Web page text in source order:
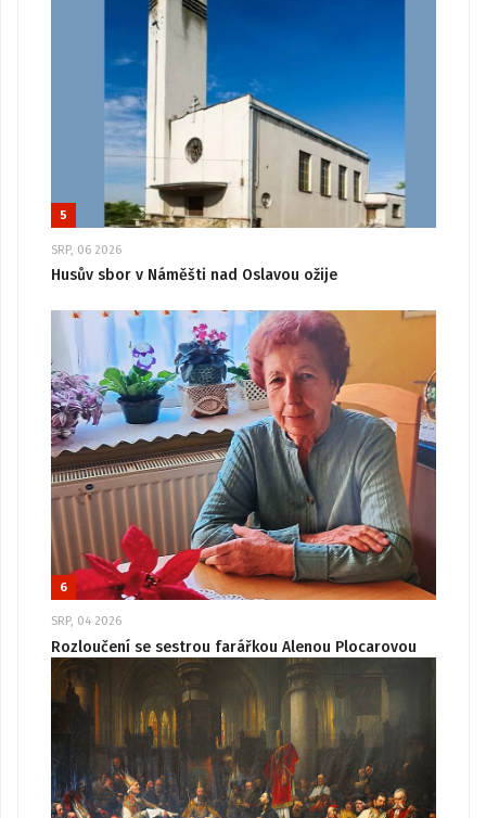
5
SRP, 06 2026
Husův sbor v Náměšti nad Oslavou ožije
6
SRP, 04 2026
Rozloučení se sestrou farářkou Alenou Plocarovou